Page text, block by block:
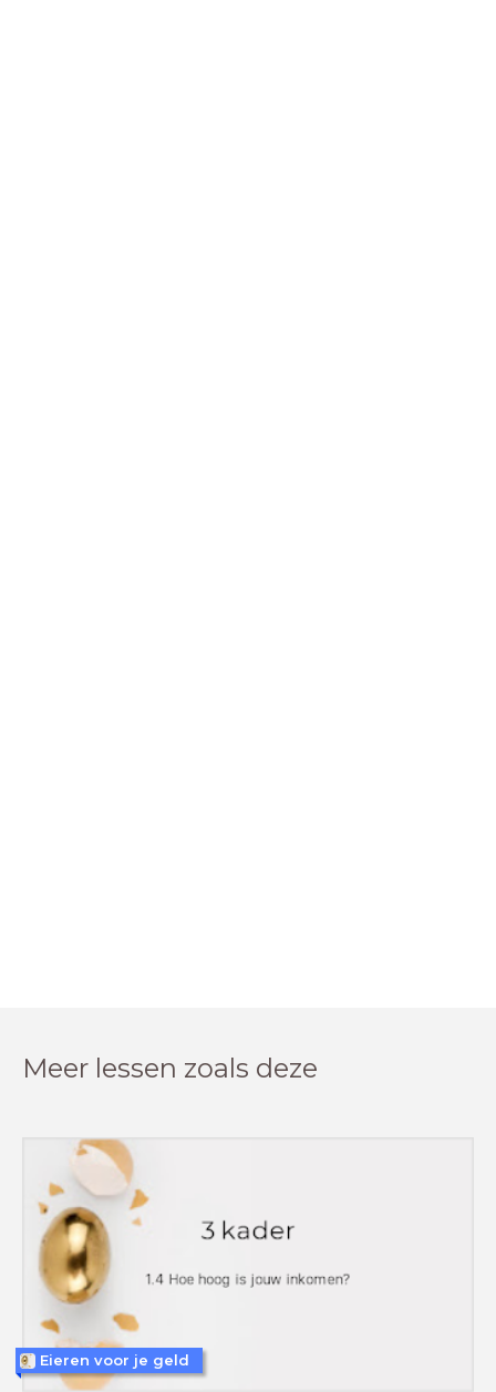
Meer lessen zoals deze
Eieren voor je geld